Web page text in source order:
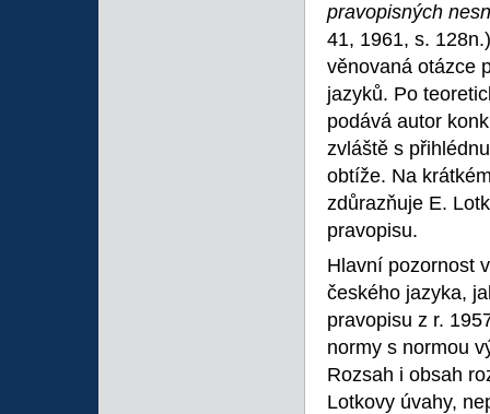
pravopisných
41, 1961, s.
věnovaná otázce
jazyků. Po
podává autor
zvláště s
obtíže. Na
zdůrazňuje E.
pravopisu.
Hlavní pozornost
českého jazyka,
pravopisu z r.
normy s normou
Rozsah i obsah
Lotkovy úvahy,